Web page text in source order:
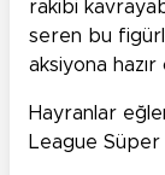
rakibi
seren bu
aksiyona hazır
Hayranlar
League Süper